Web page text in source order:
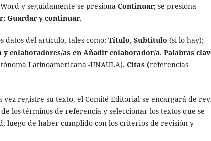
y seguidamente se presiona Continuar; se presiona
Guardar y continuar.
datos del artículo, tales como: Título, Subtítulo (si lo hay);
colaboradores/as en Añadir colaborador/a. Palabras
Latinoamericana -UNAULA). Citas (referencias
vez registre su texto, el Comité Editorial se encargará de
los términos de referencia y seleccionar los textos que se
luego de haber cumplido con los criterios de revisión y